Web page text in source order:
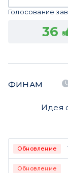
Голосование
36
ФИНАМ
Идея
Обновление
Обновление